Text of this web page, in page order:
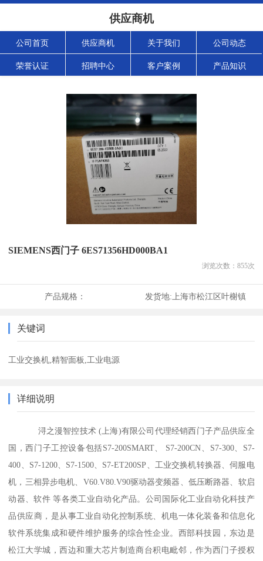
供应商机
公司首页 供应商机 关于我们 公司动态
荣誉认证 招聘中心 客户案例 产品知识
SIEMENS西门子 6ES71356HD000BA1
浏览次数： 855次
产品规格： 发货地: 上海市松江区叶榭镇
关键词
工业交换机,精智面板,工业电源
详细说明
浔之漫智控技术 (上海)有限公司代理经销西门子产品供应全
国，西门子工控设备包括S7-200SMART、 S7-200CN、S7-300、S7-
400、S7-1200、S7-1500、S7-ET200SP、工业交换机转换器、伺服电
机，三相异步电机、V60.V80.V90驱动器变频器、低压断路器、软启
动器、软件 等各类工业自动化产品。公司国际化工业自动化科技产
品供应商，是从事工业自动化控制系统、机电一体化装备和信息化
软件系统集成和硬件维护服务的综合性企业。西部科技园，东边是
松江大学城，西边和重大芯片制造商台积电毗邻，作为西门子授权